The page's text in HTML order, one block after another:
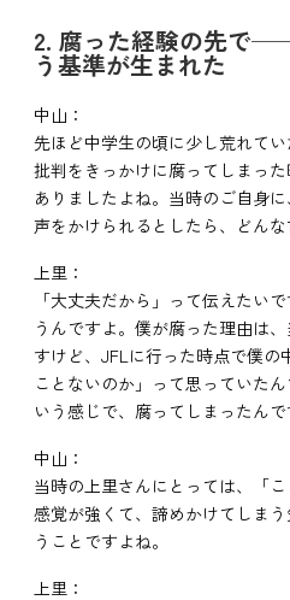
2. 腐った経験の先で
う基準が生まれた
中山：
先ほど中学生の頃に少し荒れて
批判をきっかけに腐ってしまっ
ありましたよね。当時のご自身
声をかけられるとしたら、どん
上里：
「大丈夫だから」って伝えたい
うんですよ。僕が腐った理由は
すけど、JFLに行った時点で僕の
ことないのか」って思っていた
いう感じで、腐ってしまったんで
中山：
当時の上里さんにとっては、「
感覚が強くて、諦めかけてしま
うことですよね。
上里：